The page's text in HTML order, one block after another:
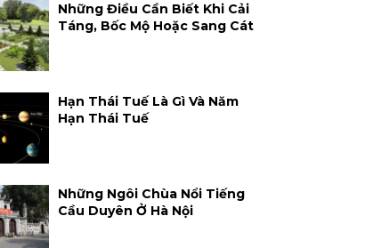
Những Điều Cần Biết Khi Cải
Táng, Bốc Mộ Hoặc Sang Cát
Hạn Thái Tuế Là Gì Và Năm
Hạn Thái Tuế
Những Ngôi Chùa Nổi Tiếng
Cầu Duyên Ở Hà Nội